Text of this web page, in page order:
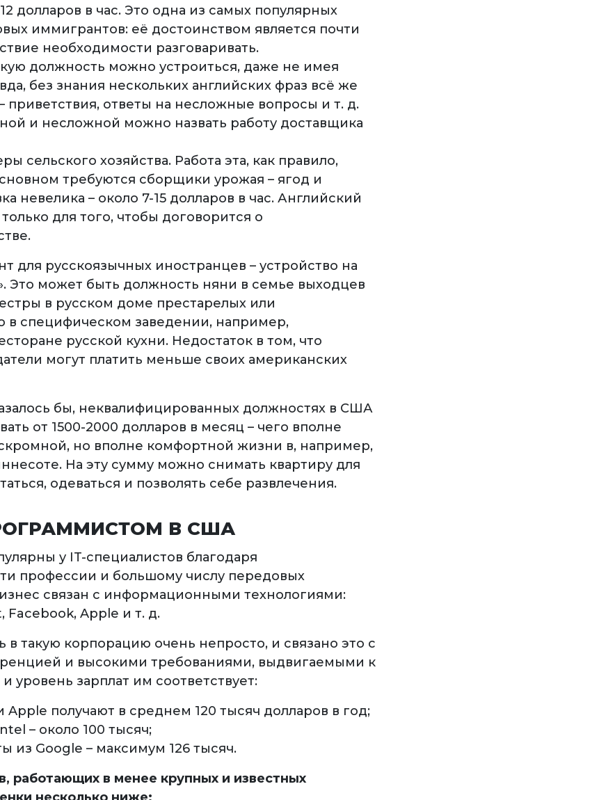
долларов в час. Это одна из самых популярных
иммигрантов: её достоинством является почти
необходимости разговаривать.
должность можно устроиться, даже не имея
без знания нескольких английских фраз всё же
приветствия, ответы на несложные вопросы и т. д.
и несложной можно назвать работу доставщика
сельского хозяйства. Работа эта, как правило,
требуются сборщики урожая – ягод и
невелика – около 7-15 долларов в час. Английский
для того, чтобы договорится о
для русскоязычных иностранцев – устройство на
Это может быть должность няни в семье выходцев
в русском доме престарелых или
в специфическом заведении, например,
русской кухни. Недостаток в том, что
могут платить меньше своих американских
бы, неквалифицированных должностях в США
от 1500-2000 долларов в месяц – чего вполне
но вполне комфортной жизни в, например,
На эту сумму можно снимать квартиру для
одеваться и позволять себе развлечения.
В США
у IT-специалистов благодаря
профессии и большому числу передовых
связан с информационными технологиями:
Facebook, Apple и т. д.
в такую корпорацию очень непросто, и связано это с
и высокими требованиями, выдвигаемыми к
уровень зарплат им соответствует:
Apple получают в среднем 120 тысяч долларов в год;
– около 100 тысяч;
из Google – максимум 126 тысяч.
работающих в менее крупных и известных